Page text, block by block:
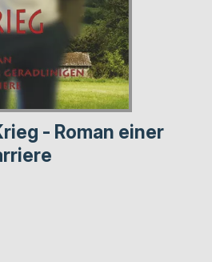
- Roman einer